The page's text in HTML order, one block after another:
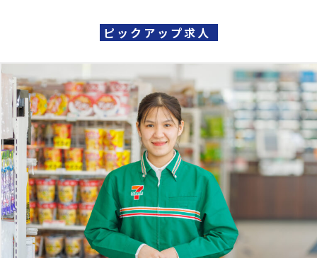
ピックアップ求人